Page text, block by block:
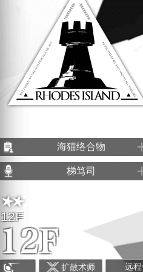
场
景
扩散术师 远
12F
12F
海猫络合物
绘制
默认服装
虽然不一定比制服更实用，但是一定
是干员最舒适的搭配之一
梯笃司
日文
中文-普通话 黑石稔
英文 James Phoon
金泳善